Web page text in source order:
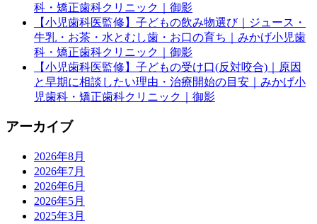
科・矯正歯科クリニック｜御影
【小児歯科医監修】子どもの飲み物選び｜ジュース・
牛乳・お茶・水とむし歯・お口の育ち｜みかげ小児歯
科・矯正歯科クリニック｜御影
【小児歯科医監修】子どもの受け口(反対咬合)｜原因
と早期に相談したい理由・治療開始の目安｜みかげ小
児歯科・矯正歯科クリニック｜御影
アーカイブ
2026年8月
2026年7月
2026年6月
2026年5月
2025年3月